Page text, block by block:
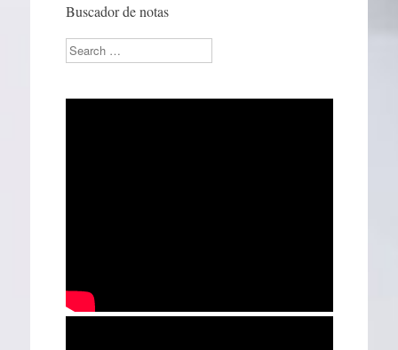
Buscador de notas
Search